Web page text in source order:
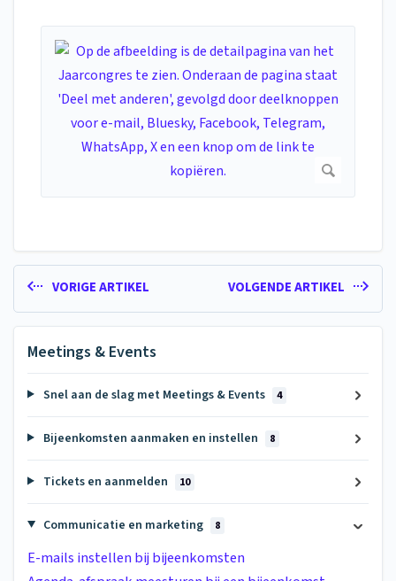
VORIGE ARTIKEL VOLGENDE ARTIKEL
Meetings & Events
Snel aan de slag met Meetings & Events 4
Bijeenkomsten aanmaken en instellen 8
Tickets en aanmelden 10
Communicatie en marketing 8
E-mails instellen bij bijeenkomsten